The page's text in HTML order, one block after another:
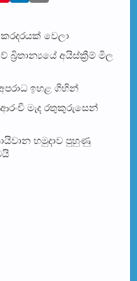
වෙලා
අයිස්ක්‍රීම් මිල
ඉහළ ගිහින්
මැද රතුකුරුසෙන්
හමුදාව පුහුණු